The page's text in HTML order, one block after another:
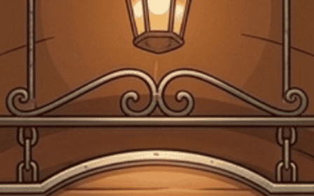
Giấy phép kinh doanh bán lẻ rượu số 299/GP-PKT do Phòng Kinh tế Quận 3
cấp ngày 17/12/2024
Trang chủ Liên hệ
TIỆM RƯỢU CÁI THÙNG GỖ
Địa chỉ:
369 Hai Bà Trưng, P. Xuân Hòa, TP. Hồ Chí Minh
Hotline: 0903 50 47 45